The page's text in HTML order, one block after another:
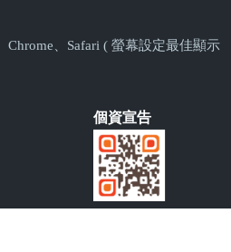
Chrome、Safari ( 螢幕設定最佳顯示
個資宣告